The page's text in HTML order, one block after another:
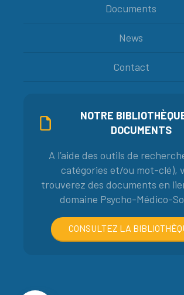
Documents
News
Contact
NOTRE
DOCUMENTS
A l’aide des outils de
catégories et/ou mot-clé),
trouverez des documents en
domaine Psycho-Médico-
CONSULTEZ LA